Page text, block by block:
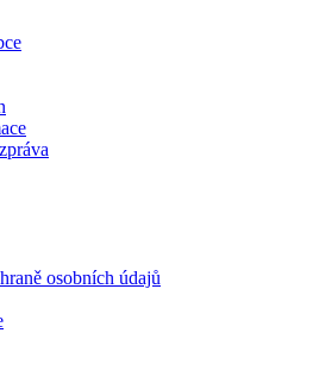
osobních údajů